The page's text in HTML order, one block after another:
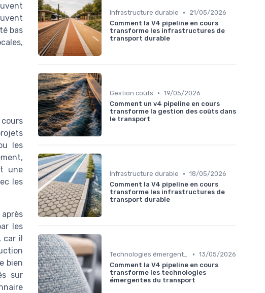
bas
les
une
les
les
il
bien
sur
Infrastructure durable •
21/05/2026
Comment la V4 pipeline en cours
transforme les infrastructures de
transport durable
Gestion coûts • 19/05/2026
Comment un v4 pipeline en cours
transforme la gestion des coûts dans
le transport
Infrastructure durable • 18/05/2026
Comment la V4 pipeline en cours
transforme les infrastructures de
transport durable
Technologies émergentes • 13/05/2026
Comment la V4 pipeline en cours
transforme les technologies
émergentes du transport